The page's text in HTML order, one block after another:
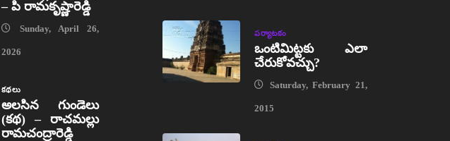
– పి రామకృష్ణారెడ్డి
Sunday, April 26,
2026
కథలు
అలసిన గుండెలు
(కథ) – రాచమల్లు
రామచంద్రారెడ్డి
పర్యాటకం
ఒంటిమిట్టకు ఎలా
చేరుకోవచ్చు?
Saturday, February 21,
2015